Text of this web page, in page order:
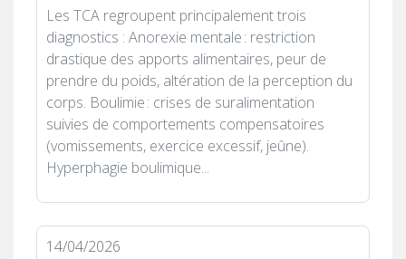
Les TCA regroupent principalement trois
diagnostics : Anorexie mentale : restriction
drastique des apports alimentaires, peur de
prendre du poids, altération de la perception du
corps. Boulimie : crises de suralimentation
suivies de comportements compensatoires
(vomissements, exercice excessif, jeûne).
Hyperphagie boulimique...
14/04/2026